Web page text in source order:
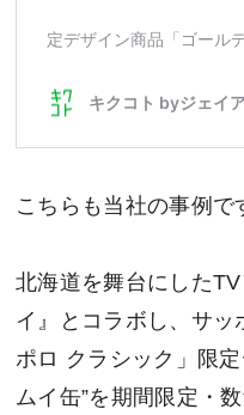
こちらも当社の事例で
北海道を舞台にした
イ』とコラボし、サッ
ポロ クラシック」限
ムイ缶”を期間限定・